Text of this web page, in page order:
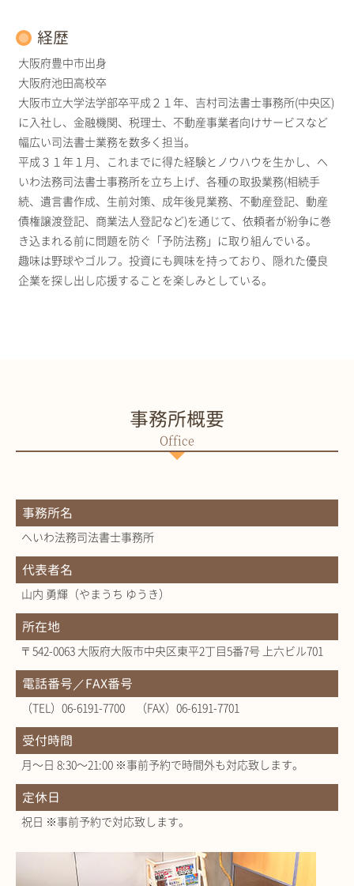
経歴
大阪府豊中市出身
大阪府池田高校卒
大阪市立大学法学部卒平成２１年、吉村司法書士事務所(中央区)
に入社し、金融機関、税理士、不動産事業者向けサービスなど
幅広い司法書士業務を数多く担当。
平成３１年１月、これまでに得た経験とノウハウを生かし、へ
いわ法務司法書士事務所を立ち上げ、各種の取扱業務(相続手
続、遺言書作成、生前対策、成年後見業務、不動産登記、動産
債権譲渡登記、商業法人登記など)を通じて、依頼者が紛争に巻
き込まれる前に問題を防ぐ「予防法務」に取り組んでいる。
趣味は野球やゴルフ。投資にも興味を持っており、隠れた優良
企業を探し出し応援することを楽しみとしている。
事務所概要
事務所名
へいわ法務司法書士事務所
代表者名
山内 勇輝（やまうち ゆうき）
所在地
〒542-0063 大阪府大阪市中央区東平2丁目5番7号 上六ビル701
電話番号／FAX番号
（TEL）06-6191-7700 （FAX）06-6191-7701
受付時間
月～日 8:30～21:00 ※事前予約で時間外も対応致します。
定休日
祝日 ※事前予約で対応致します。